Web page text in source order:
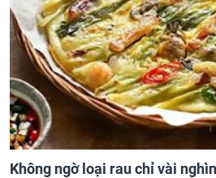
Không ngờ loại rau chỉ vài